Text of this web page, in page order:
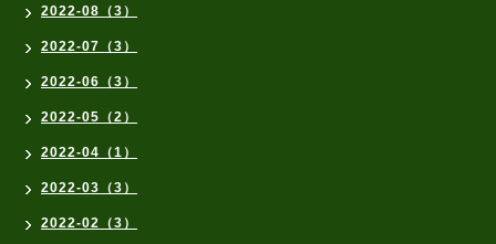
2022-08（3）
2022-07（3）
2022-06（3）
2022-05（2）
2022-04（1）
2022-03（3）
2022-02（3）